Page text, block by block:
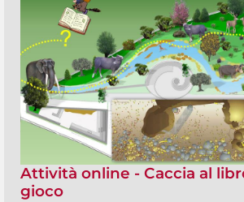
Attività online - Caccia al
gioco